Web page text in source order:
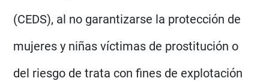
(CEDS), al no garantizarse la protección de
mujeres y niñas víctimas de prostitución o
del riesgo de trata con fines de explotación